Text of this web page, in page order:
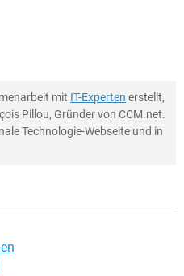
mit IT-Experten erstellt,
Pillou, Gründer von CCM.net.
Technologie-Webseite und in